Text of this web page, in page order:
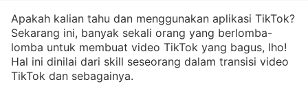
Apakah kalian tahu dan menggunakan aplikasi TikTok?
Sekarang ini, banyak sekali orang yang berlomba-
lomba untuk membuat video TikTok yang bagus, lho!
Hal ini dinilai dari skill seseorang dalam transisi video
TikTok dan sebagainya.